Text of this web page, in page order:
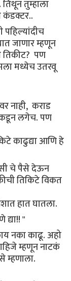
तुम्हाला
कंडक्टर..
पहिल्यांदीच
जाणार म्हणून
पण
मध्येच उतरवू
नाही, कराड
लगेच. पण
काढुद्या आणि हे
चे पैसे देऊन
तिकिटे विकत
हात घातला.
"
नका काढू. अहो
म्हणून नाटकं